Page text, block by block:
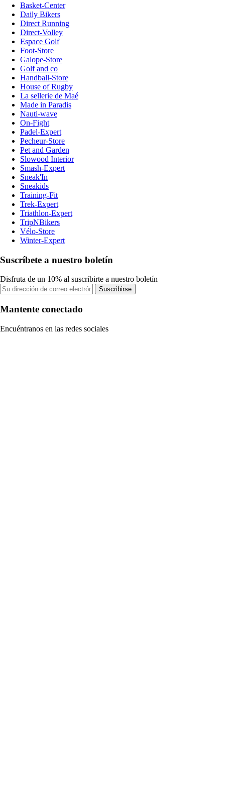
Basket-Center
Daily Bikers
Direct Running
Direct-Volley
Espace Golf
Foot-Store
Galope-Store
Golf and co
Handball-Store
House of Rugby
La sellerie de Maé
Made in Paradis
Nauti-wave
On-Fight
Padel-Expert
Pecheur-Store
Pet and Garden
Slowood Interior
Smash-Expert
Sneak'In
Sneakids
Training-Fit
Trek-Expert
Triathlon-Expert
TripNBikers
Vélo-Store
Winter-Expert
Suscríbete a nuestro boletín
Disfruta de un 10% al suscribirte a nuestro boletín
Suscribirse
Mantente conectado
Encuéntranos en las redes sociales